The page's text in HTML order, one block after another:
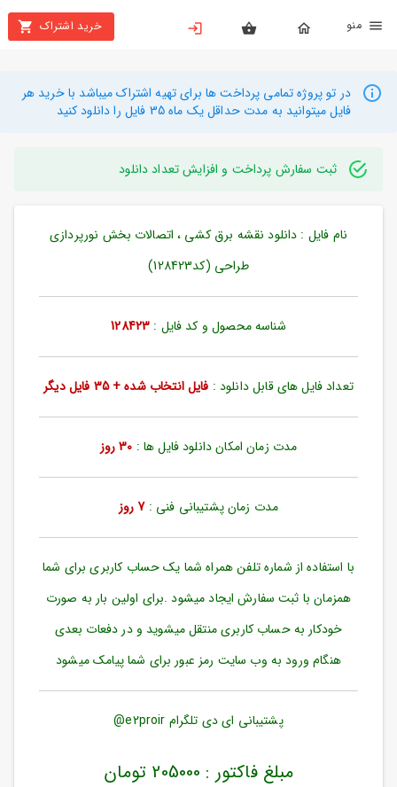
خرید اشتراک
بستن
محصولات
تهیه
راهنما
دانلود
ورود
به
بازیابی
رمز
مندی
ها
در تو پروژه تمامی پرداخت ها برای تهیه اشتراک میباشد با خرید هر
فایل میتوانید به مدت حداقل یک ماه 35 فایل را دانلود کنید
ثبت سفارش پرداخت و افزایش تعداد دانلود
نام فایل : دانلود نقشه برق کشی ، اتصالات بخش نورپردازی
طراحی (کد128423)
شناسه محصول و کد فایل : 128423
تعداد فایل های قابل دانلود : فایل انتخاب شده + 35 فایل دیگر
مدت زمان امکان دانلود فایل ها : 30 روز
مدت زمان پشتیبانی فنی :7 روز
با استفاده از شماره تلفن همراه شما یک حساب کاربری برای شما
همزمان با ثبت سفارش ایجاد میشود .برای اولین بار به صورت
خودکار به حساب کاربری منتقل میشوید و در دفعات بعدی
هنگام ورود به وب سایت رمز عبور برای شما پیامک میشود
پشتیبانی ای دی تلگرام e2proir@
مبلغ فاکتور : 205000 تومان